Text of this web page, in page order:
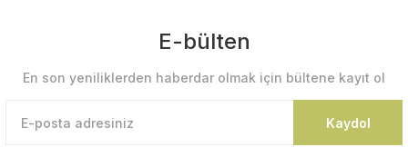
Sepete Ekle
E-bülten
En son yeniliklerden haberdar olmak için bültene kayıt ol
Kaydol